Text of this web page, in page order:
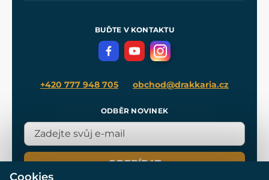
Meče pro Kingdom Come
BUĎTE V KONTAKTU
+420 777 948 705 obchod@drakkaria.cz
ODBĚR NOVINEK
ODEBÍRAT
Cookies